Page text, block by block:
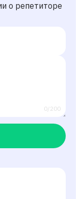
о репетиторе
0/200